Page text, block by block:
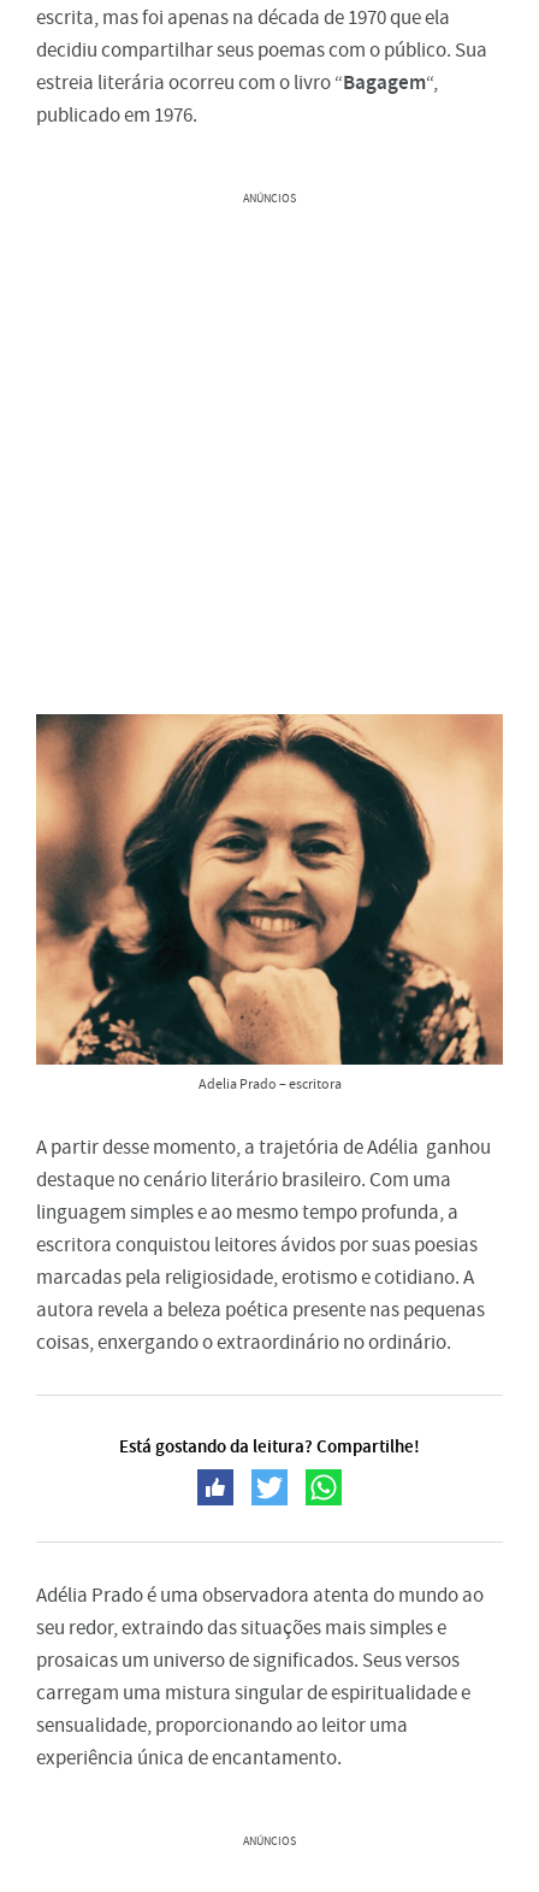
escrita, mas foi apenas na década de 1970 que ela
decidiu compartilhar seus poemas com o público. Sua
estreia literária ocorreu com o livro “Bagagem“,
publicado em 1976.
ANÚNCIOS
Adelia Prado – escritora
A partir desse momento, a trajetória de Adélia ganhou
destaque no cenário literário brasileiro. Com uma
linguagem simples e ao mesmo tempo profunda, a
escritora conquistou leitores ávidos por suas poesias
marcadas pela religiosidade, erotismo e cotidiano. A
autora revela a beleza poética presente nas pequenas
coisas, enxergando o extraordinário no ordinário.
Está gostando da leitura? Compartilhe!
Adélia Prado é uma observadora atenta do mundo ao
seu redor, extraindo das situações mais simples e
prosaicas um universo de significados. Seus versos
carregam uma mistura singular de espiritualidade e
sensualidade, proporcionando ao leitor uma
experiência única de encantamento.
ANÚNCIOS